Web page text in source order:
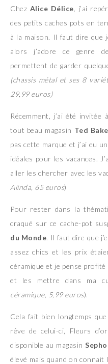
Chez Alice Délice , j’ai
des petits caches pots en
à la maison. Il faut dire que
alors j’adore ce genre
permettent de garder
(chassis métal et ses 8
29,99 euros)
Récemment, j’ai été
tout beau magasin Ted
pas cette marque et j’ai eu
idéales pour les vacances.
aller les chercher avec les
Aiinda, 65 euros)
Pour rester dans la
craqué sur ce cache-pot
du Monde. Il faut dire que
assez chics et les prix
céramique et je pense
et les mettre dans ma
céramique, 5,99 euros).
Cela fait bien longtemps
rêve de celui-ci, Fleurs
disponible au magasin
élevé mais quand on connait